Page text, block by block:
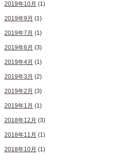
2019年10月 (1)
2019年9月 (1)
2019年7月 (1)
2019年6月 (3)
2019年4月 (1)
2019年3月 (2)
2019年2月 (3)
2019年1月 (1)
2018年12月 (3)
2018年11月 (1)
2018年10月 (1)